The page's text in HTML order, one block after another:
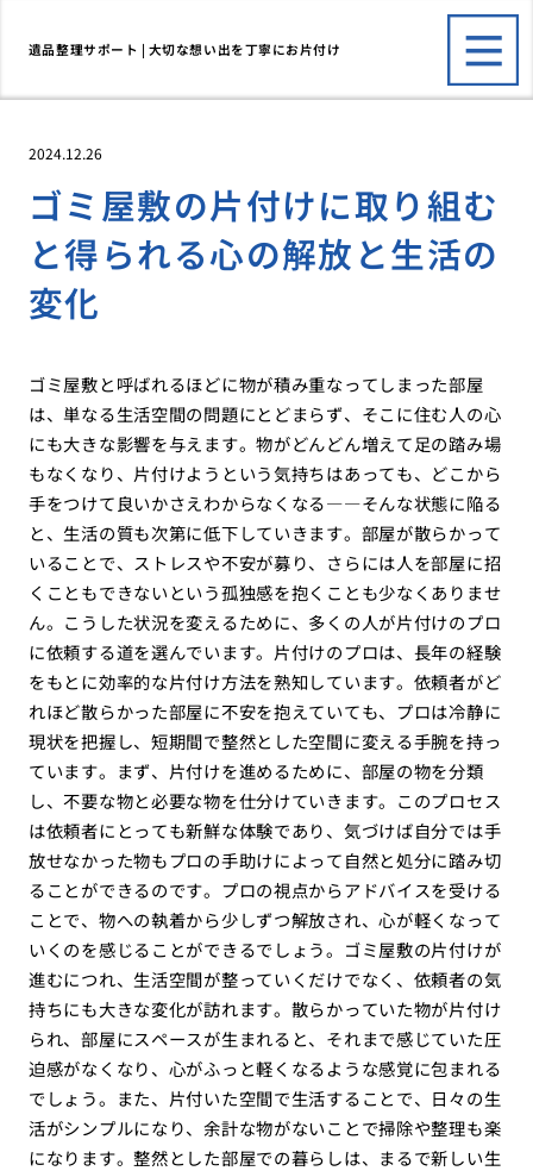
遺品整理サポート | 大切な想い出を丁寧にお片付け
2024.12.26
ゴミ屋敷の片付けに取り組む
と得られる心の解放と生活の
変化
ゴミ屋敷と呼ばれるほどに物が積み重なってしまった部屋
は、単なる生活空間の問題にとどまらず、そこに住む人の心
にも大きな影響を与えます。物がどんどん増えて足の踏み場
もなくなり、片付けようという気持ちはあっても、どこから
手をつけて良いかさえわからなくなる――そんな状態に陥る
と、生活の質も次第に低下していきます。部屋が散らかって
いることで、ストレスや不安が募り、さらには人を部屋に招
くこともできないという孤独感を抱くことも少なくありませ
ん。こうした状況を変えるために、多くの人が片付けのプロ
に依頼する道を選んでいます。片付けのプロは、長年の経験
をもとに効率的な片付け方法を熟知しています。依頼者がど
れほど散らかった部屋に不安を抱えていても、プロは冷静に
現状を把握し、短期間で整然とした空間に変える手腕を持っ
ています。まず、片付けを進めるために、部屋の物を分類
し、不要な物と必要な物を仕分けていきます。このプロセス
は依頼者にとっても新鮮な体験であり、気づけば自分では手
放せなかった物もプロの手助けによって自然と処分に踏み切
ることができるのです。プロの視点からアドバイスを受ける
ことで、物への執着から少しずつ解放され、心が軽くなって
いくのを感じることができるでしょう。ゴミ屋敷の片付けが
進むにつれ、生活空間が整っていくだけでなく、依頼者の気
持ちにも大きな変化が訪れます。散らかっていた物が片付け
られ、部屋にスペースが生まれると、それまで感じていた圧
迫感がなくなり、心がふっと軽くなるような感覚に包まれる
でしょう。また、片付いた空間で生活することで、日々の生
活がシンプルになり、余計な物がないことで掃除や整理も楽
になります。整然とした部屋での暮らしは、まるで新しい生